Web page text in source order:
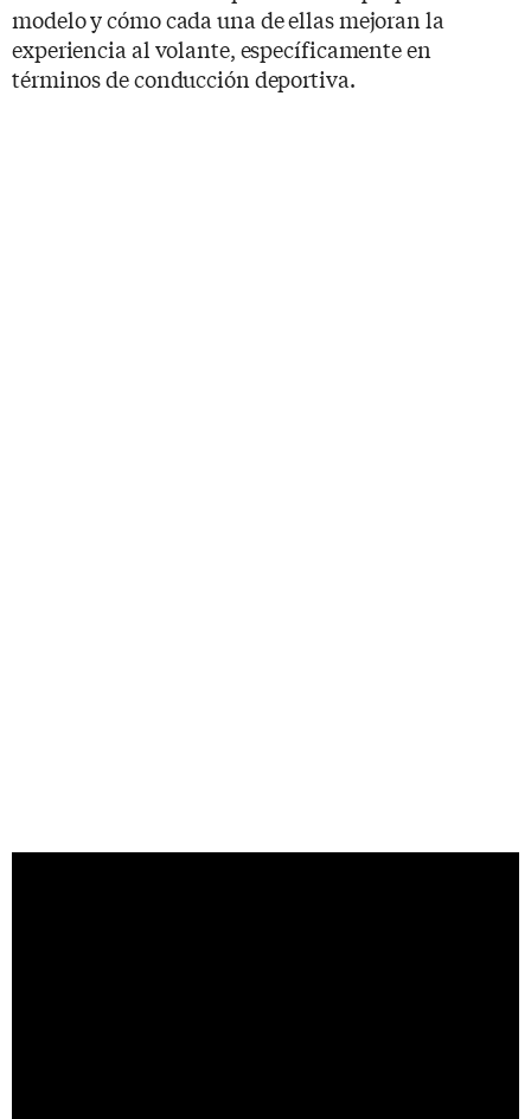
modelo y cómo cada una de ellas mejoran la
experiencia al volante, específicamente en
términos de conducción deportiva.